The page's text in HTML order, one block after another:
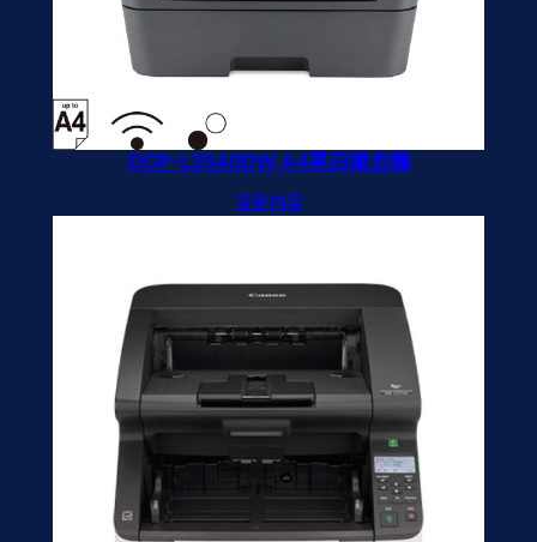
DCP-L2540DW A4黑白複合機
查看內容